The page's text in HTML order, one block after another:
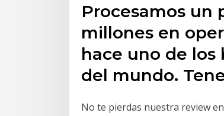
Procesamos un
millones en
hace uno de los
del mundo.
No te pierdas nuestra review